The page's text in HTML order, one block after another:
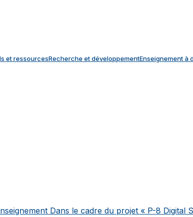
et ressourcesRecherche et développementEnseignement à
Dans le cadre du projet « P-8 Digital